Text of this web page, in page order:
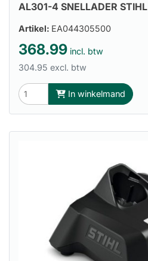
AL301-4 SNELLADER STIHL
Artikel: EA044305500
368.99 incl. btw
304.95 excl. btw
In winkelmand